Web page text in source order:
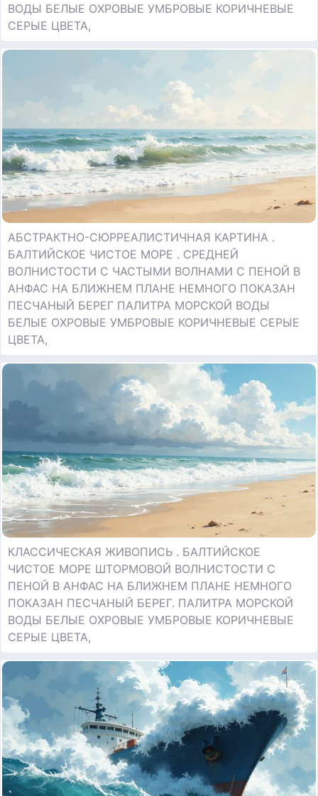
ВОДЫ БЕЛЫЕ ОХРОВЫЕ УМБРОВЫЕ КОРИЧНЕВЫЕ
СЕРЫЕ ЦВЕТА,
АБСТРАКТНО-СЮРРЕАЛИСТИЧНАЯ КАРТИНА .
БАЛТИЙСКОЕ ЧИСТОЕ МОРЕ . СРЕДНЕЙ
ВОЛНИСТОСТИ С ЧАСТЫМИ ВОЛНАМИ С ПЕНОЙ В
АНФАС НА БЛИЖНЕМ ПЛАНЕ НЕМНОГО ПОКАЗАН
ПЕСЧАНЫЙ БЕРЕГ ПАЛИТРА МОРСКОЙ ВОДЫ
БЕЛЫЕ ОХРОВЫЕ УМБРОВЫЕ КОРИЧНЕВЫЕ СЕРЫЕ
ЦВЕТА,
КЛАССИЧЕСКАЯ ЖИВОПИСЬ . БАЛТИЙСКОЕ
ЧИСТОЕ МОРЕ ШТОРМОВОЙ ВОЛНИСТОСТИ С
ПЕНОЙ В АНФАС НА БЛИЖНЕМ ПЛАНЕ НЕМНОГО
ПОКАЗАН ПЕСЧАНЫЙ БЕРЕГ. ПАЛИТРА МОРСКОЙ
ВОДЫ БЕЛЫЕ ОХРОВЫЕ УМБРОВЫЕ КОРИЧНЕВЫЕ
СЕРЫЕ ЦВЕТА,